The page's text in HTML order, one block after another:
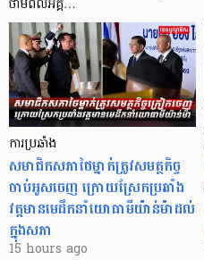
ថាមពលអគ្គ…
ការប្រឆាំង
សមាជិកសភាថៃម្នាក់ត្រូវសមត្ថកិច្ច
ចាប់អូសចេញ ក្រោយស្រែកប្រឆាំង
វត្តមានមេដឹកនាំយោធាមីយ៉ាន់ម៉ាដល់
ក្នុងសភា
15 hours ago